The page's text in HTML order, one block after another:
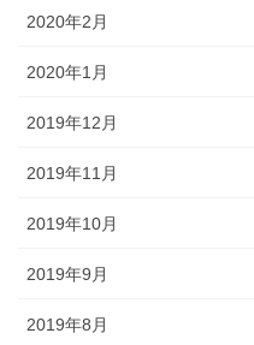
2020年2月
2020年1月
2019年12月
2019年11月
2019年10月
2019年9月
2019年8月